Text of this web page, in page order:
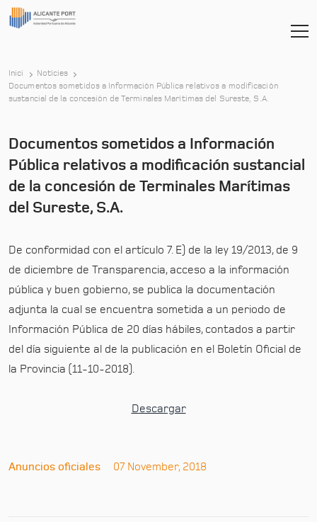
Inici
Notícies
Documentos sometidos a Información Pública relativos a modificación
sustancial de la concesión de Terminales Marítimas del Sureste, S.A.
Documentos sometidos a Información
Pública relativos a modificación sustancial
de la concesión de Terminales Marítimas
del Sureste, S.A.
De conformidad con el artículo 7. E) de la ley 19/2013, de 9
de diciembre de Transparencia, acceso a la información
pública y buen gobierno, se publica la documentación
adjunta la cual se encuentra sometida a un periodo de
Información Pública de 20 días hábiles, contados a partir
del día siguiente al de la publicación en el Boletín Oficial de
la Provincia (11-10-2018).
Descargar
Anuncios oficiales 07 November, 2018